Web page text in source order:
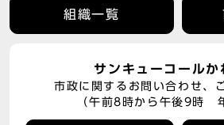
組織一覧
サンキューコールか
市政に関するお問い合わせ、
（午前8時から午後9時